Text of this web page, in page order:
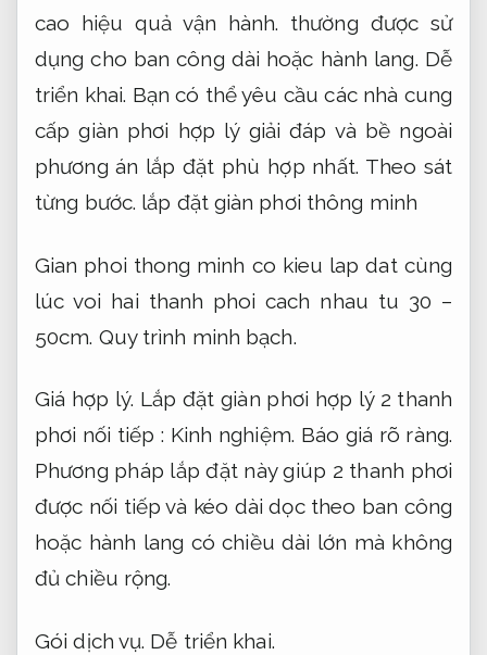
cao hiệu quả vận hành. thường được sử
dụng cho ban công dài hoặc hành lang. Dễ
triển khai. Bạn có thể yêu cầu các nhà cung
cấp giàn phơi hợp lý giải đáp và bề ngoài
phương án lắp đặt phù hợp nhất. Theo sát
từng bước. lắp đặt giàn phơi thông minh
Gian phoi thong minh co kieu lap dat cùng
lúc voi hai thanh phoi cach nhau tu 30 –
50cm. Quy trình minh bạch.
Giá hợp lý. Lắp đặt giàn phơi hợp lý 2 thanh
phơi nối tiếp : Kinh nghiệm. Báo giá rõ ràng.
Phương pháp lắp đặt này giúp 2 thanh phơi
được nối tiếp và kéo dài dọc theo ban công
hoặc hành lang có chiều dài lớn mà không
đủ chiều rộng.
Gói dịch vụ. Dễ triển khai.